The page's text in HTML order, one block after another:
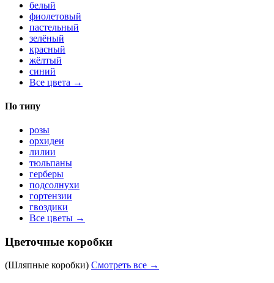
белый
фиолетовый
пастельный
зелёный
красный
жёлтый
синий
Все цвета →
По типу
розы
орхидеи
лилии
тюльпаны
герберы
подсолнухи
гортензии
гвоздики
Все цветы →
Цветочные коробки
(Шляпные коробки) Смотреть все →